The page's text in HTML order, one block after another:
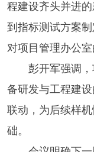
程建设齐头并进
到指标测试方案制
对项目管理办公室
彭开军强调
备研发与工程建
联动，为后续样
础。